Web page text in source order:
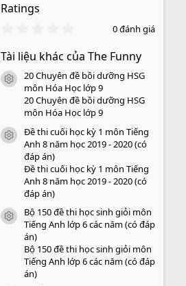
Ratings
0
0
s
a
o
0 đánh giá
Tài liệu khác của The Funny
icon tài liệu
20 Chuyên đề bồi dưỡng HSG
môn Hóa Học lớp 9
20 Chuyên đề bồi dưỡng HSG
môn Hóa Học lớp 9
icon tài liệu
Đề thi cuối học kỳ 1 môn Tiếng
Anh 8 năm học 2019 - 2020 (có
đáp án)
Đề thi cuối học kỳ 1 môn Tiếng
Anh 8 năm học 2019 - 2020 (có
đáp án)
icon tài liệu
Bộ 150 đề thi học sinh giỏi môn
Tiếng Anh lớp 6 các năm (có đáp
án)
Bộ 150 đề thi học sinh giỏi môn
Tiếng Anh lớp 6 các năm (có đáp
án)